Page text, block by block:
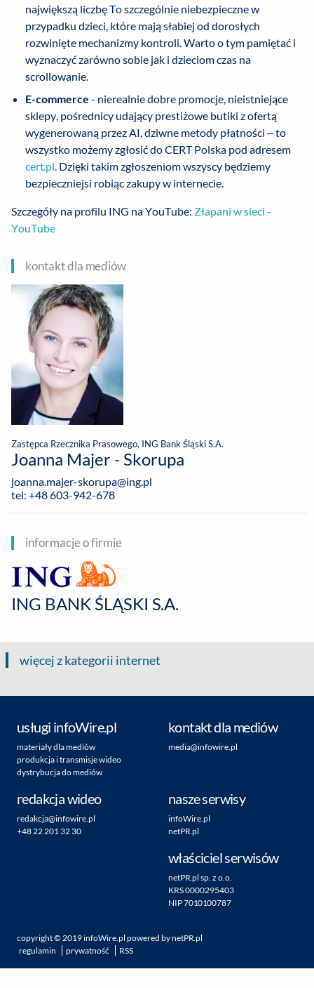
największą liczbę To szczególnie niebezpieczne w
przypadku dzieci, które mają słabiej od dorosłych
rozwinięte mechanizmy kontroli. Warto o tym pamiętać i
wyznaczyć zarówno sobie jak i dzieciom czas na
scrollowanie.
E-commerce - nierealnie dobre promocje, nieistniejące
sklepy, pośrednicy udający prestiżowe butiki z ofertą
wygenerowaną przez AI, dziwne metody płatności – to
wszystko możemy zgłosić do CERT Polska pod adresem
cert.pl. Dzięki takim zgłoszeniom wszyscy będziemy
bezpieczniejsi robiąc zakupy w internecie.
Szczegóły na profilu ING na YouTube: Złapani w sieci -
YouTube
kontakt dla mediów
Zastępca Rzecznika Prasowego, ING Bank Śląski S.A.
Joanna Majer - Skorupa
joanna.majer-skorupa@ing.pl
tel: +48 603-942-678
informacje o firmie
ING BANK ŚLĄSKI S.A.
więcej z kategorii internet
usługi infoWire.pl
materiały dla mediów
produkcja i transmisje wideo
dystrybucja do mediów
kontakt dla mediów
media@infowire.pl
redakcja wideo
redakcja@infowire.pl
+48 22 201 32 30
nasze serwisy
infoWire.pl
netPR.pl
właściciel serwisów
netPR.pl sp. z o.o.
KRS 0000295403
NIP 7010100787
copyright ©2019infoWire.pl powered bynetPR.pl
regulamin
prywatność RSS